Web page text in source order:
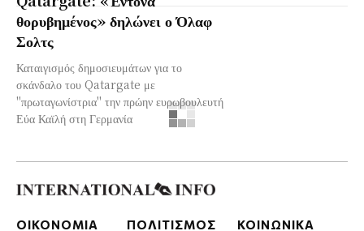
θορυβημένος» δηλώνει ο Όλαφ
Σολτς
Καταιγισμός δημοσιευμάτων για το
σκάνδαλο του Qatargate με
''πρωταγωνίστρια'' την πρώην ευρωβουλευτή
Εύα Καϊλή στη Γερμανία
ΟΙΚΟΝΟΜΙΑ ΠΟΛΙΤΙΣΜΟΣ ΚΟΙΝΩΝΙΚΑ